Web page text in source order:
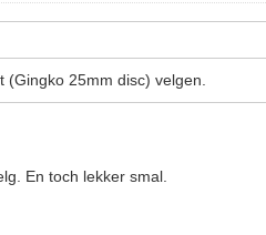
25mm disc) velgen.
En toch lekker smal.